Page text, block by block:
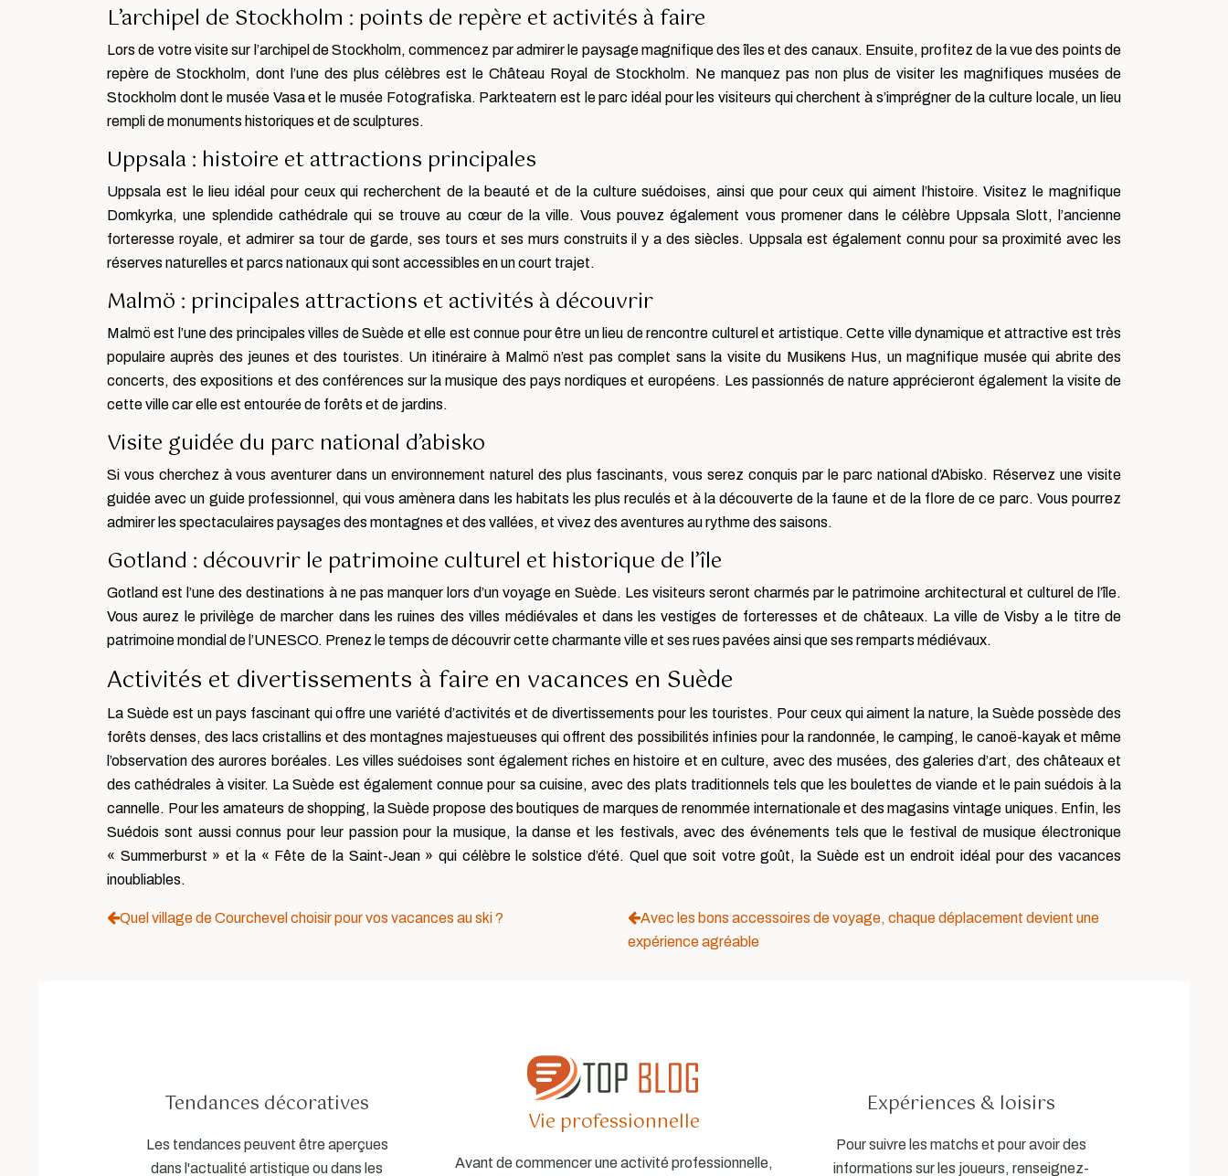
L’archipel de Stockholm : points de repère et activités à faire
Lors de votre visite sur l’archipel de Stockholm, commencez par admirer le paysage magnifique des îles et des canaux. Ensuite, profitez de la vue des points de
repère de Stockholm, dont l’une des plus célèbres est le Château Royal de Stockholm. Ne manquez pas non plus de visiter les magnifiques musées de
Stockholm dont le musée Vasa et le musée Fotografiska. Parkteatern est le parc idéal pour les visiteurs qui cherchent à s’imprégner de la culture locale, un lieu
rempli de monuments historiques et de sculptures.
Uppsala : histoire et attractions principales
Uppsala est le lieu idéal pour ceux qui recherchent de la beauté et de la culture suédoises, ainsi que pour ceux qui aiment l’histoire. Visitez le magnifique
Domkyrka, une splendide cathédrale qui se trouve au cœur de la ville. Vous pouvez également vous promener dans le célèbre Uppsala Slott, l’ancienne
forteresse royale, et admirer sa tour de garde, ses tours et ses murs construits il y a des siècles. Uppsala est également connu pour sa proximité avec les
réserves naturelles et parcs nationaux qui sont accessibles en un court trajet.
Malmö : principales attractions et activités à découvrir
Malmö est l’une des principales villes de Suède et elle est connue pour être un lieu de rencontre culturel et artistique. Cette ville dynamique et attractive est très
populaire auprès des jeunes et des touristes. Un itinéraire à Malmö n’est pas complet sans la visite du Musikens Hus, un magnifique musée qui abrite des
concerts, des expositions et des conférences sur la musique des pays nordiques et européens. Les passionnés de nature apprécieront également la visite de
cette ville car elle est entourée de forêts et de jardins.
Visite guidée du parc national d’abisko
Si vous cherchez à vous aventurer dans un environnement naturel des plus fascinants, vous serez conquis par le parc national d’Abisko. Réservez une visite
guidée avec un guide professionnel, qui vous amènera dans les habitats les plus reculés et à la découverte de la faune et de la flore de ce parc. Vous pourrez
admirer les spectaculaires paysages des montagnes et des vallées, et vivez des aventures au rythme des saisons.
Gotland : découvrir le patrimoine culturel et historique de l’île
Gotland est l’une des destinations à ne pas manquer lors d’un voyage en Suède. Les visiteurs seront charmés par le patrimoine architectural et culturel de l’île.
Vous aurez le privilège de marcher dans les ruines des villes médiévales et dans les vestiges de forteresses et de châteaux. La ville de Visby a le titre de
patrimoine mondial de l’UNESCO. Prenez le temps de découvrir cette charmante ville et ses rues pavées ainsi que ses remparts médiévaux.
Activités et divertissements à faire en vacances en Suède
La Suède est un pays fascinant qui offre une variété d’activités et de divertissements pour les touristes. Pour ceux qui aiment la nature, la Suède possède des
forêts denses, des lacs cristallins et des montagnes majestueuses qui offrent des possibilités infinies pour la randonnée, le camping, le canoë-kayak et même
l’observation des aurores boréales. Les villes suédoises sont également riches en histoire et en culture, avec des musées, des galeries d’art, des châteaux et
des cathédrales à visiter. La Suède est également connue pour sa cuisine, avec des plats traditionnels tels que les boulettes de viande et le pain suédois à la
cannelle. Pour les amateurs de shopping, la Suède propose des boutiques de marques de renommée internationale et des magasins vintage uniques. Enfin, les
Suédois sont aussi connus pour leur passion pour la musique, la danse et les festivals, avec des événements tels que le festival de musique électronique
« Summerburst » et la « Fête de la Saint-Jean » qui célèbre le solstice d’été. Quel que soit votre goût, la Suède est un endroit idéal pour des vacances
inoubliables.
Quel village de Courchevel choisir pour vos vacances au ski ?
Avec les bons accessoires de voyage, chaque déplacement devient une
expérience agréable
Tendances décoratives
Les tendances peuvent être aperçues
dans l'actualité artistique ou dans les
Vie professionnelle
Avant de commencer une activité professionnelle,
Expériences & loisirs
Pour suivre les matchs et pour avoir des
informations sur les joueurs, renseignez-